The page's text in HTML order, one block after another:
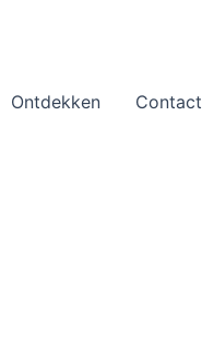
Ontdekken Contact